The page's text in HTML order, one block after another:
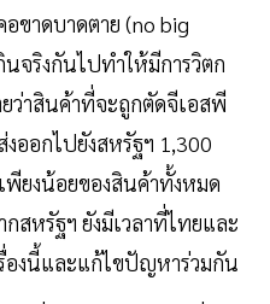
อขาดบาดตาย (no big
จริงกันไปทำให้มีการวิตก
ว่าสินค้าที่จะถูกตัดจีเอสพี
ออกไปยังสหรัฐฯ 1,300
ยงน้อยของสินค้าทั้งหมด
สหรัฐฯ ยังมีเวลาที่ไทยและ
องนี้และแก้ไขปัญหาร่วมกัน